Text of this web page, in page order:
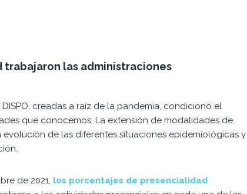
trabajaron las administraciones
creadas a raíz de la pandemia, condicionó el
que conocemos. La extensión de modalidades de
de las diferentes situaciones epidemiológicas y
de 2021, los porcentajes de presencialidad